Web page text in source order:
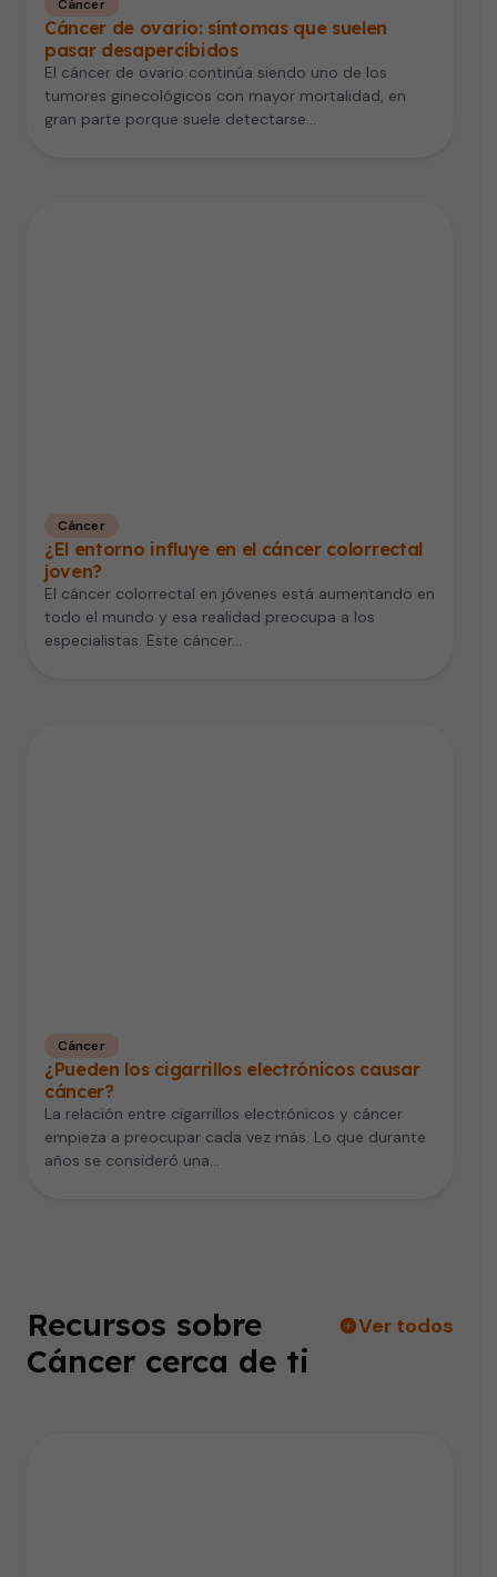
Cáncer
Cáncer de ovario: síntomas que suelen
pasar desapercibidos
El cáncer de ovario continúa siendo uno de los
tumores ginecológicos con mayor mortalidad, en
gran parte porque suele detectarse…
Cáncer
¿El entorno influye en el cáncer colorrectal
joven?
El cáncer colorrectal en jóvenes está aumentando en
todo el mundo y esa realidad preocupa a los
especialistas. Este cáncer…
Cáncer
¿Pueden los cigarrillos electrónicos causar
cáncer?
La relación entre cigarrillos electrónicos y cáncer
empieza a preocupar cada vez más. Lo que durante
años se consideró una…
Recursos sobre
Cáncer cerca de ti
Ver todos